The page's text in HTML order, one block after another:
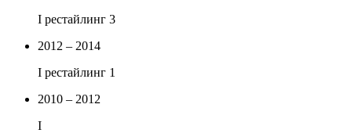
I рестайлинг 3
2012 – 2014
I рестайлинг 1
2010 – 2012
I